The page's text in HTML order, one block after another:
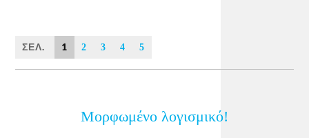
ΣΕΛ. 1 2 3 4 5
Μορφωμένο λογισμικό!